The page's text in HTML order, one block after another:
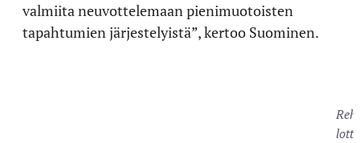
valmiita neuvottelemaan pienimuotoisten
tapahtumien järjestelyistä”, kertoo Suominen.